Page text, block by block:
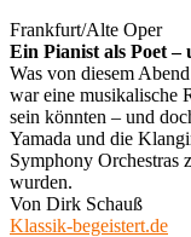
Frankfurt/Alte Oper
Ein Pianist als Poet –
Was von diesem
war eine musikalische
sein könnten – und
Yamada und die
Symphony Orchestras
wurden.
Von Dirk Schauß
Klassik-begeistert.de